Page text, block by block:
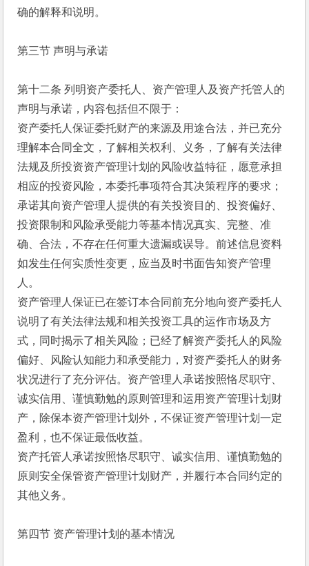
确的解释和说明。
第三节 声明与承诺
第十二条 列明资产委托人、资产管理人及资产托管人的
声明与承诺，内容包括但不限于：
资产委托人保证委托财产的来源及用途合法，并已充分
理解本合同全文，了解相关权利、义务，了解有关法律
法规及所投资资产管理计划的风险收益特征，愿意承担
相应的投资风险，本委托事项符合其决策程序的要求；
承诺其向资产管理人提供的有关投资目的、投资偏好、
投资限制和风险承受能力等基本情况真实、完整、准
确、合法，不存在任何重大遗漏或误导。前述信息资料
如发生任何实质性变更，应当及时书面告知资产管理
人。
资产管理人保证已在签订本合同前充分地向资产委托人
说明了有关法律法规和相关投资工具的运作市场及方
式，同时揭示了相关风险；已经了解资产委托人的风险
偏好、风险认知能力和承受能力，对资产委托人的财务
状况进行了充分评估。资产管理人承诺按照恪尽职守、
诚实信用、谨慎勤勉的原则管理和运用资产管理计划财
产，除保本资产管理计划外，不保证资产管理计划一定
盈利，也不保证最低收益。
资产托管人承诺按照恪尽职守、诚实信用、谨慎勤勉的
原则安全保管资产管理计划财产，并履行本合同约定的
其他义务。
第四节 资产管理计划的基本情况